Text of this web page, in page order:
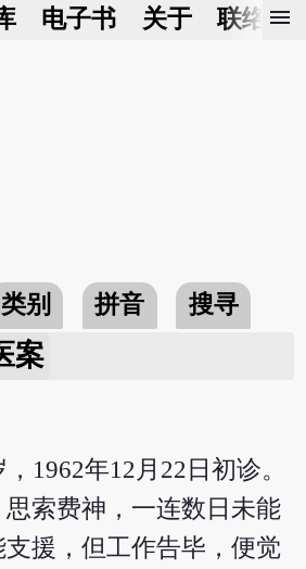
电子书 关于 联络我
menu
类别 拼音
搜寻
案
1962年12月22日初诊。
索费神，一连数日未能
支援，但工作告毕，便觉